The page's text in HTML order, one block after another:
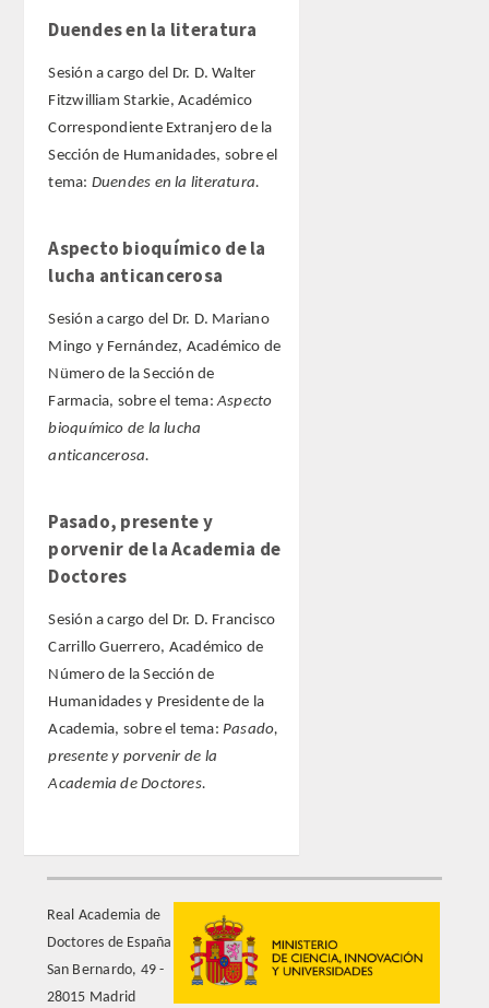
Nacionales
Extranjeros
HONOR
HISTÓRICO DE ACADÉMICOS
NÚMERO
NACIONALES
EXTRANJEROS
DE MÉRITO
HONOR
ACTIVIDADES
ACTIVIDADES REALIZADAS
2026
HISTÓRICO
VIDEOTECA
Duendes en la literatura
Sesión a cargo del Dr. D. Walter
Fitzwilliam Starkie, Académico
Correspondiente Extranjero de la
Sección de Humanidades, sobre el
tema: Duendes en la literatura.
Aspecto bioquímico de la
lucha anticancerosa
Sesión a cargo del Dr. D. Mariano
Mingo y Fernández, Académico de
Nümero de la Sección de
Farmacia, sobre el tema: Aspecto
bioquímico de la lucha
anticancerosa.
Pasado, presente y
porvenir de la Academia de
Doctores
Sesión a cargo del Dr. D. Francisco
Carrillo Guerrero, Académico de
Número de la Sección de
Humanidades y Presidente de la
Academia, sobre el tema:Pasado,
presente y porvenir de la
Academia de Doctores.
Real Academia de
Doctores de España
San Bernardo, 49 -
28015 Madrid